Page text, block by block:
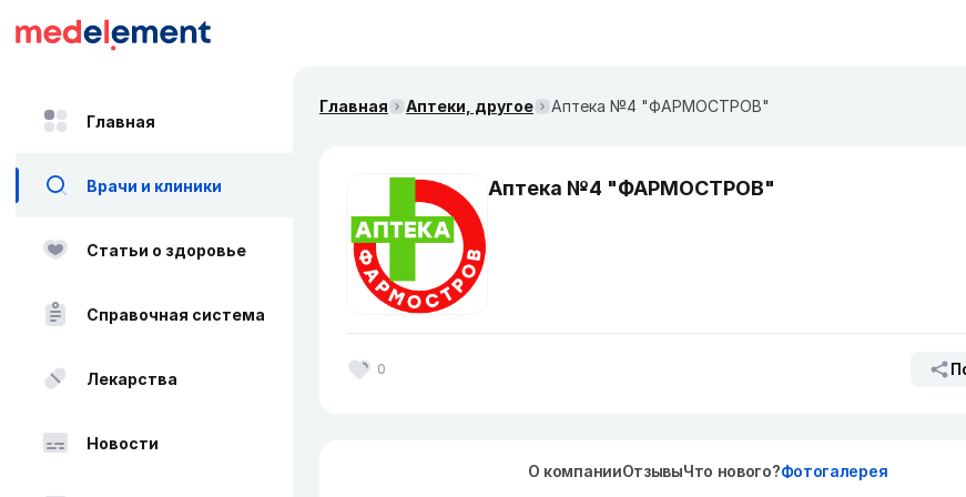
Главная
Врачи и клиники
Статьи о здоровье
Справочная система
Лекарства
Новости
Главная Аптеки, другое Аптека №4 "ФАРМОСТРОВ"
Аптека №4 "ФАРМОСТРОВ"
0
О компанииОтзывыЧто нового?Фотогалерея